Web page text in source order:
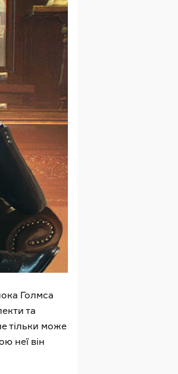
Голмса
та
тільки може
неї він